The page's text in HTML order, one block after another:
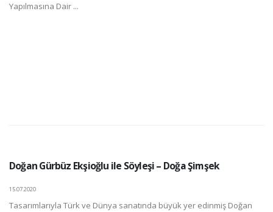
Yapılmasına Dair ...
Doğan Gürbüz Ekşioğlu ile Söyleşi – Doğa Şimşek
15.07.2020
Tasarımlarıyla Türk ve Dünya sanatında büyük yer edinmiş Doğan